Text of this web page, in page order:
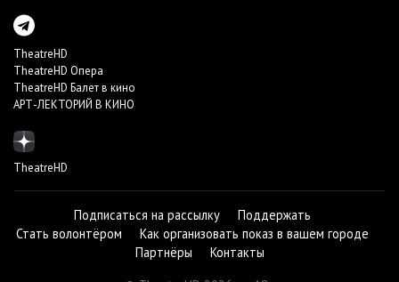
TheatreHD
TheatreHD Опера
TheatreHD Балет в кино
АРТ-ЛЕКТОРИЙ В КИНО
TheatreHD
Подписаться на рассылку
Поддержать
Стать волонтёром
Как организовать показ в вашем городе
Партнёры
Контакты